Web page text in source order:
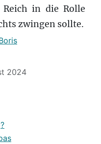
Reich in die Rolle
zwingen sollte.
2024